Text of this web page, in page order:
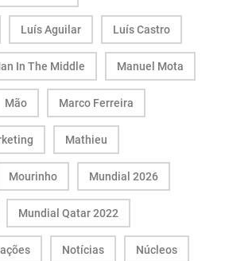
Luís Aguilar Luís Castro
In The Middle Manuel Mota
Mão Marco Ferreira
Mathieu
Mourinho Mundial 2026
Mundial Qatar 2022
Notícias Núcleos